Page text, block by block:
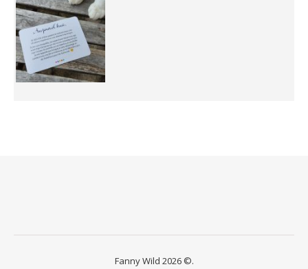
Fanny Wild 2026 ©.